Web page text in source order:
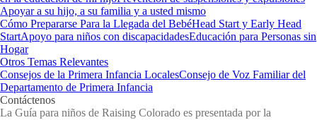
Apoyar a su hijo, a su familia y a usted mismo
Cómo Prepararse Para la Llegada del BebéHead Start y Early Head
StartApoyo para niños con discapacidadesEducación para Personas sin
Hogar
Otros Temas Relevantes
Consejos de la Primera Infancia LocalesConsejo de Voz Familiar del
Departamento de Primera Infancia
Contáctenos
La Guía para niños de Raising Colorado es presentada por la